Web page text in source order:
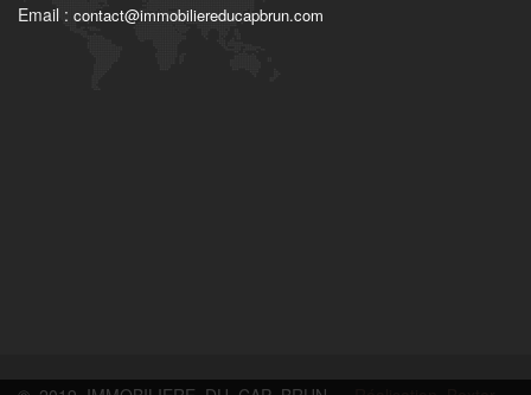
Email : contact@immobiliereducapbrun.com